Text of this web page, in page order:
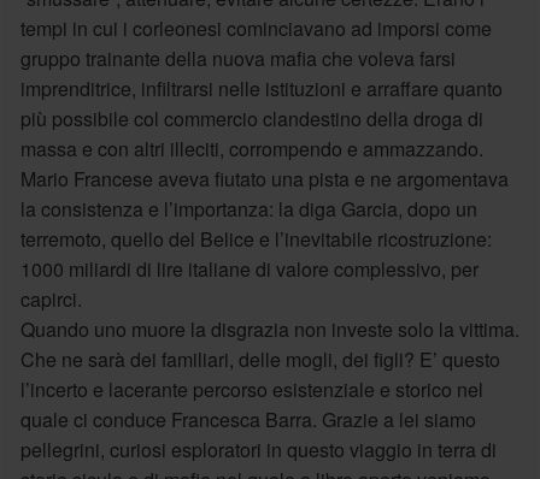
tempi in cui i corleonesi cominciavano ad imporsi come
gruppo trainante della nuova mafia che voleva farsi
imprenditrice, infiltrarsi nelle istituzioni e arraffare quanto
più possibile col commercio clandestino della droga di
massa e con altri illeciti, corrompendo e ammazzando.
Mario Francese aveva fiutato una pista e ne argomentava
la consistenza e l’importanza: la diga Garcia, dopo un
terremoto, quello del Belice e l’inevitabile ricostruzione:
1000 miliardi di lire italiane di valore complessivo, per
capirci.
Quando uno muore la disgrazia non investe solo la vittima.
Che ne sarà dei familiari, delle mogli, dei figli? E’ questo
l’incerto e lacerante percorso esistenziale e storico nel
quale ci conduce Francesca Barra. Grazie a lei siamo
pellegrini, curiosi esploratori in questo viaggio in terra di